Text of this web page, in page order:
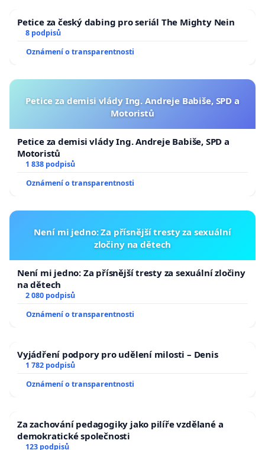
Petice za český dabing pro seriál The Mighty Nein
8 podpisů
Oznámení o transparentnosti
Petice za demisi vlády Ing. Andreje Babiše, SPD a
Motoristů
Petice za demisi vlády Ing. Andreje Babiše, SPD a
Motoristů
1 838 podpisů
Oznámení o transparentnosti
Není mi jedno: Za přísnější tresty za sexuální
zločiny na dětech
Není mi jedno: Za přísnější tresty za sexuální zločiny
na dětech
2 080 podpisů
Oznámení o transparentnosti
Vyjádření podpory pro udělení milosti – Denis
1 782 podpisů
Oznámení o transparentnosti
Za zachování pedagogiky jako pilíře vzdělané a
demokratické společnosti
123 podpisů